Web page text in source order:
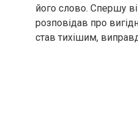
його слово. Спершу
розповідав про
став тихішим,